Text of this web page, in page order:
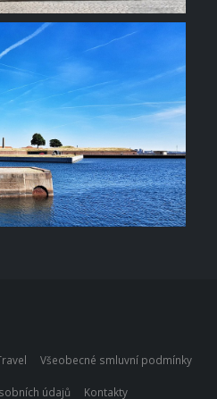
Všeobecné smluvní podmínky
údajů Kontakty